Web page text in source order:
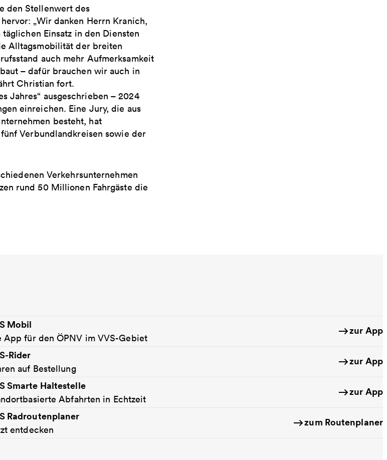
den Stellenwert des
„Wir danken Herrn Kranich,
Einsatz in den Diensten
Alltagsmobilität der breiten
auch mehr Aufmerksamkeit
– dafür brauchen wir auch in
Christian fort.
Jahres“ ausgeschrieben – 2024
einreichen. Eine Jury, die aus
besteht, hat
Verbundlandkreisen sowie der
Verkehrsunternehmen
rund 50 Millionen Fahrgäste die
Mobil
App für den ÖPNV im VVS-Gebiet
zur App
Rider
auf Bestellung
zur App
Smarte Haltestelle
Abfahrten in Echtzeit
zur App
Radroutenplaner
entdecken
zum Routenplaner